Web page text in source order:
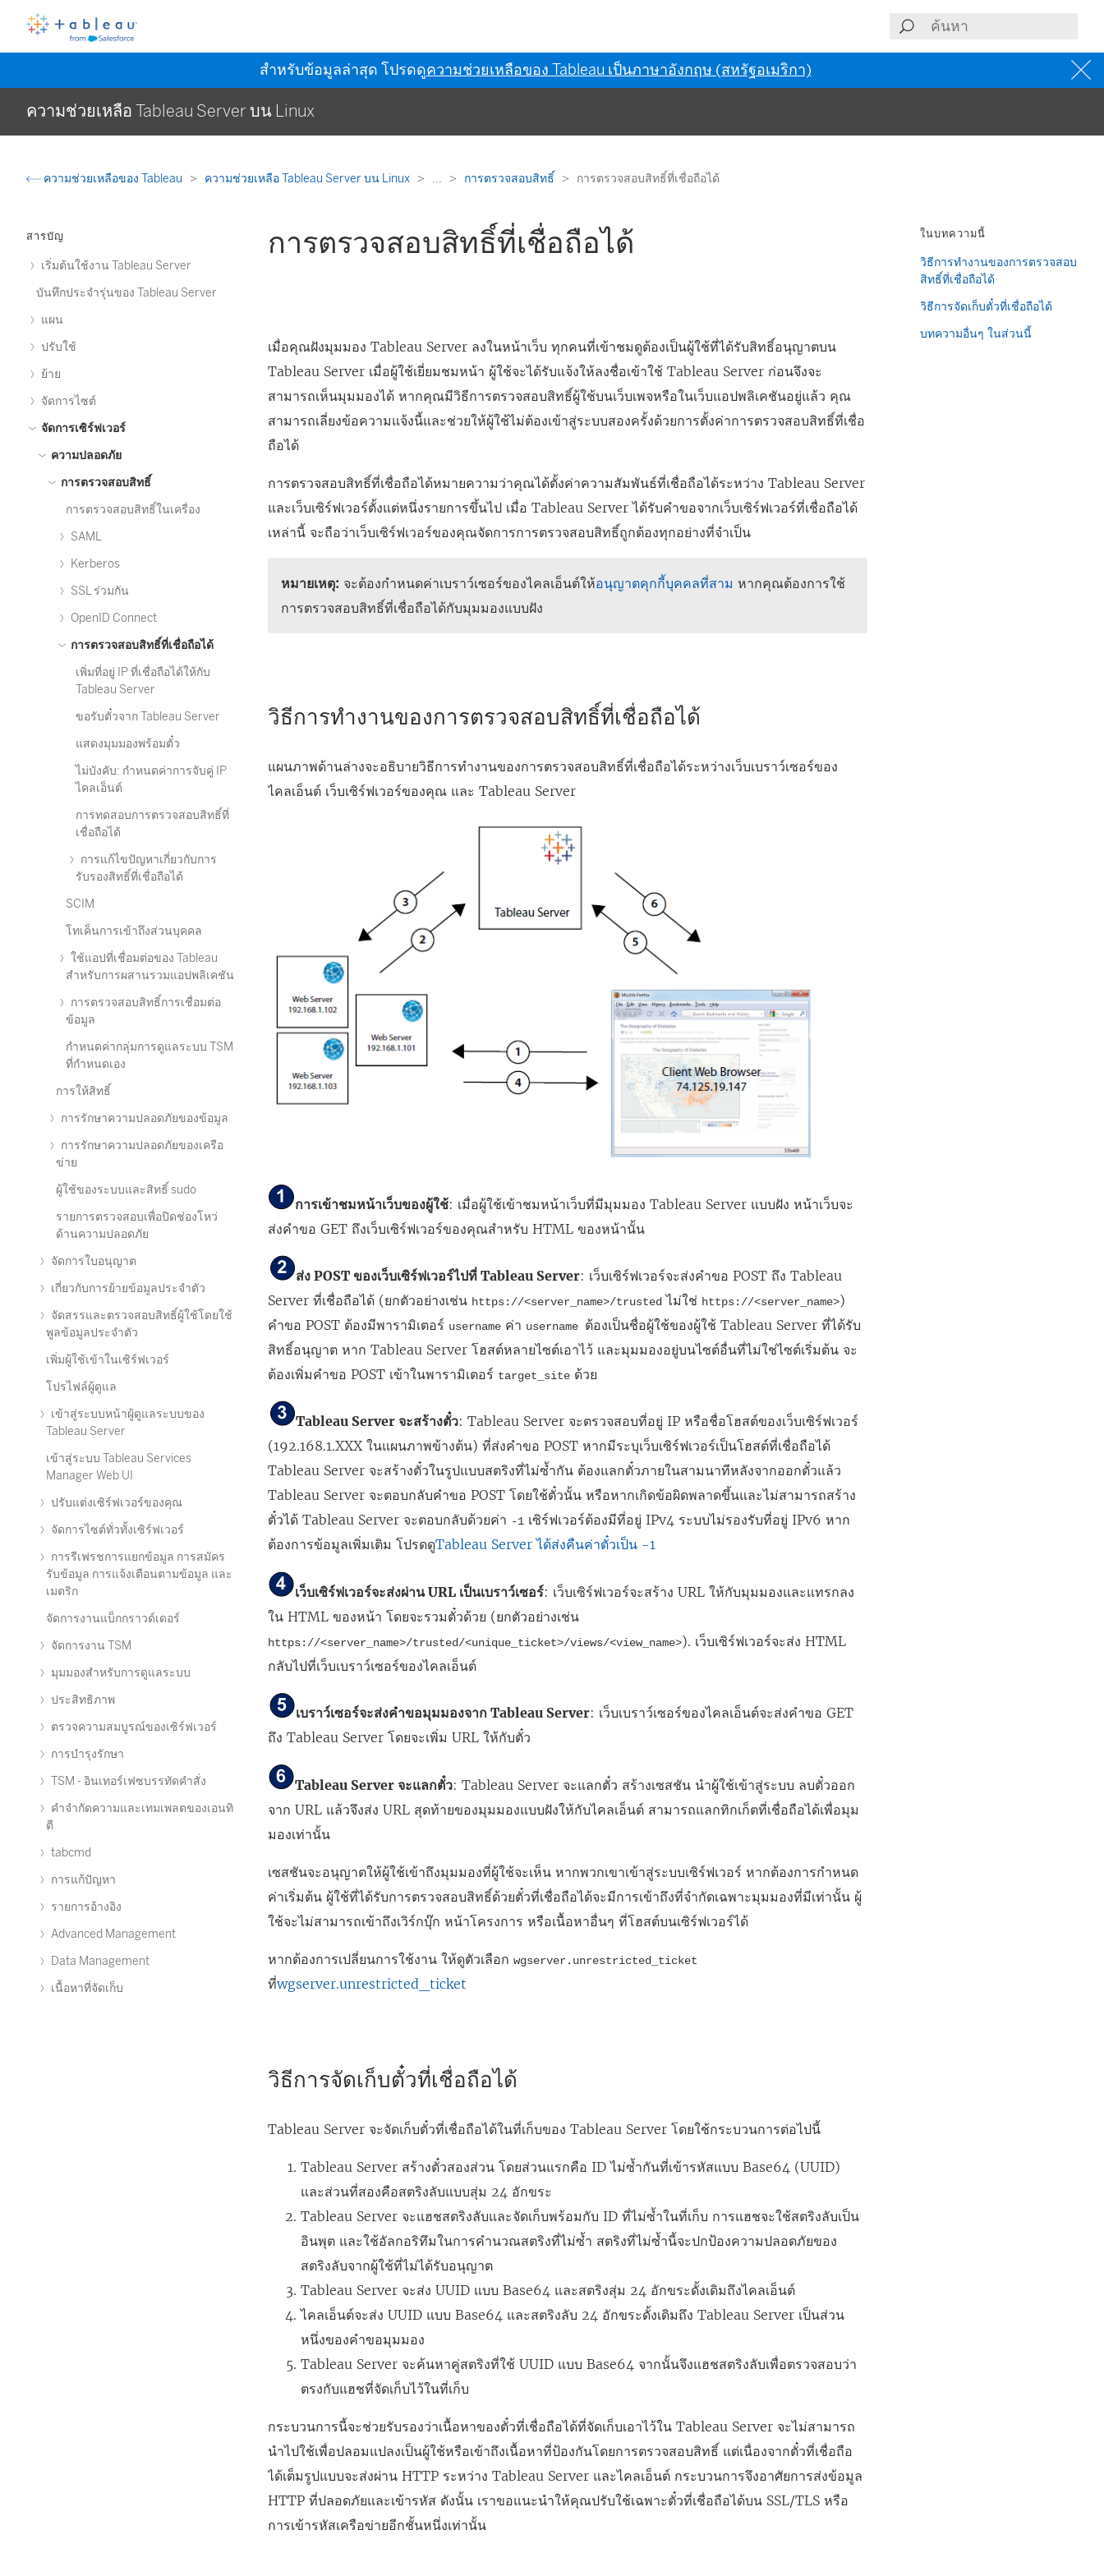
สำหรับข้อมูลล่าสุด โปรดดูความช่วยเหลือของ Tableau เป็นภาษาอังกฤษ (สหรัฐอเมริกา)
ความช่วยเหลือ Tableau Server บน Linux
ความช่วยเหลือของ Tableau ความช่วยเหลือ Tableau Server บน Linux ... การตรวจสอบสิทธิ์ การตรวจสอบสิทธิ์ที่เชื่อถือได้
สารบัญ
เริ่มต้นใช้งาน Tableau Server
บันทึกประจำรุ่นของ Tableau Server
แผน
ปรับใช้
ย้าย
จัดการไซต์
จัดการเซิร์ฟเวอร์
ความปลอดภัย
การตรวจสอบสิทธิ์
การตรวจสอบสิทธิ์ในเครื่อง
SAML
Kerberos
SSL ร่วมกัน
OpenID Connect
การตรวจสอบสิทธิ์ที่เชื่อถือได้
เพิ่มที่อยู่ IP ที่เชื่อถือได้ให้กับ
Tableau Server
ขอรับตั๋วจาก Tableau Server
แสดงมุมมองพร้อมตั๋ว
ไม่บังคับ: กำหนดค่าการจับคู่ IP
ไคลเอ็นต์
การทดสอบการตรวจสอบสิทธิ์ที่
เชื่อถือได้
การแก้ไขปัญหาเกี่ยวกับการ
รับรองสิทธิ์ที่เชื่อถือได้
SCIM
โทเค็นการเข้าถึงส่วนบุคคล
ใช้แอปที่เชื่อมต่อของ Tableau
สำหรับการผสานรวมแอปพลิเคชัน
การตรวจสอบสิทธิ์การเชื่อมต่อ
ข้อมูล
กำหนดค่ากลุ่มการดูแลระบบ TSM
ที่กำหนดเอง
การให้สิทธิ์
การรักษาความปลอดภัยของข้อมูล
การรักษาความปลอดภัยของเครือ
ข่าย
ผู้ใช้ของระบบและสิทธิ์ sudo
รายการตรวจสอบเพื่อปิดช่องโหว่
ด้านความปลอดภัย
จัดการใบอนุญาต
เกี่ยวกับการย้ายข้อมูลประจำตัว
จัดสรรและตรวจสอบสิทธิ์ผู้ใช้โดยใช้
พูลข้อมูลประจำตัว
เพิ่มผู้ใช้เข้าในเซิร์ฟเวอร์
โปรไฟล์ผู้ดูแล
เข้าสู่ระบบหน้าผู้ดูแลระบบของ
Tableau Server
เข้าสู่ระบบ Tableau Services
Manager Web UI
ปรับแต่งเซิร์ฟเวอร์ของคุณ
จัดการไซต์ทั่วทั้งเซิร์ฟเวอร์
การรีเฟรชการแยกข้อมูล การสมัคร
รับข้อมูล การแจ้งเตือนตามข้อมูล และ
เมตริก
จัดการงานแบ็กกราวด์เดอร์
จัดการงาน TSM
มุมมองสำหรับการดูแลระบบ
ประสิทธิภาพ
ตรวจความสมบูรณ์ของเซิร์ฟเวอร์
การบำรุงรักษา
TSM - อินเทอร์เฟซบรรทัดคำสั่ง
คำจำกัดความและเทมเพลตของเอนทิ
ตี
tabcmd
การแก้ปัญหา
รายการอ้างอิง
Advanced Management
Data Management
เนื้อหาที่จัดเก็บ
การตรวจสอบสิทธิ์ที่เชื่อถือได้
เมื่อคุณฝังมุมมอง Tableau Server ลงในหน้าเว็บ ทุกคนที่เข้าชมดูต้องเป็นผู้ใช้ที่ได้รับสิทธิ์อนุญาตบน
Tableau Server เมื่อผู้ใช้เยี่ยมชมหน้า ผู้ใช้จะได้รับแจ้งให้ลงชื่อเข้าใช้ Tableau Server ก่อนจึงจะ
สามารถเห็นมุมมองได้ หากคุณมีวิธีการตรวจสอบสิทธิ์ผู้ใช้บนเว็บเพจหรือในเว็บแอปพลิเคชันอยู่แล้ว คุณ
สามารถเลี่ยงข้อความแจ้งนี้และช่วยให้ผู้ใช้ไม่ต้องเข้าสู่ระบบสองครั้งด้วยการตั้งค่าการตรวจสอบสิทธิ์ที่เชื่อ
ถือได้
การตรวจสอบสิทธิ์ที่เชื่อถือได้หมายความว่าคุณได้ตั้งค่าความสัมพันธ์ที่เชื่อถือได้ระหว่าง Tableau Server
และเว็บเซิร์ฟเวอร์ตั้งแต่หนึ่งรายการขึ้นไป เมื่อ Tableau Server ได้รับคำขอจากเว็บเซิร์ฟเวอร์ที่เชื่อถือได้
เหล่านี้ จะถือว่าเว็บเซิร์ฟเวอร์ของคุณจัดการการตรวจสอบสิทธิ์ถูกต้องทุกอย่างที่จำเป็น
หมายเหตุ: จะต้องกำหนดค่าเบราว์เซอร์ของไคลเอ็นต์ให้อนุญาตคุกกี้บุคคลที่สาม หากคุณต้องการใช้
การตรวจสอบสิทธิ์ที่เชื่อถือได้กับมุมมองแบบฝัง
วิธีการทำงานของการตรวจสอบสิทธิ์ที่เชื่อถือได้
แผนภาพด้านล่างจะอธิบายวิธีการทำงานของการตรวจสอบสิทธิ์ที่เชื่อถือได้ระหว่างเว็บเบราว์เซอร์ของ
ไคลเอ็นต์ เว็บเซิร์ฟเวอร์ของคุณ และ Tableau Server
การเข้าชมหน้าเว็บของผู้ใช้: เมื่อผู้ใช้เข้าชมหน้าเว็บที่มีมุมมอง Tableau Server แบบฝัง หน้าเว็บจะ
ส่งคำขอ GET ถึงเว็บเซิร์ฟเวอร์ของคุณสำหรับ HTML ของหน้านั้น
ส่ง POST ของเว็บเซิร์ฟเวอร์ไปที่ Tableau Server: เว็บเซิร์ฟเวอร์จะส่งคำขอ POST ถึง Tableau
Server ที่เชื่อถือได้ (ยกตัวอย่างเช่น https://<server_name>/trusted ไม่ใช่ https://<server_name>)
คำขอ POST ต้องมีพารามิเตอร์ username ค่า username ต้องเป็นชื่อผู้ใช้ของผู้ใช้ Tableau Server ที่ได้รับ
สิทธิ์อนุญาต หาก Tableau Server โฮสต์หลายไซต์เอาไว้ และมุมมองอยู่บนไซต์อื่นที่ไม่ใช่ไซต์เริ่มต้น จะ
ต้องเพิ่มคำขอ POST เข้าในพารามิเตอร์ target_site ด้วย
Tableau Server จะสร้างตั๋ว: Tableau Server จะตรวจสอบที่อยู่ IP หรือชื่อโฮสต์ของเว็บเซิร์ฟเวอร์
(192.168.1.XXX ในแผนภาพข้างต้น) ที่ส่งคำขอ POST หากมีระบุเว็บเซิร์ฟเวอร์เป็นโฮสต์ที่เชื่อถือได้
Tableau Server จะสร้างตั๋วในรูปแบบสตริงที่ไม่ซ้ำกัน ต้องแลกตั๋วภายในสามนาทีหลังจากออกตั๋วแล้ว
Tableau Server จะตอบกลับคำขอ POST โดยใช้ตั๋วนั้น หรือหากเกิดข้อผิดพลาดขึ้นและไม่สามารถสร้าง
ตั๋วได้ Tableau Server จะตอบกลับด้วยค่า -1 เซิร์ฟเวอร์ต้องมีที่อยู่ IPv4 ระบบไม่รองรับที่อยู่ IPv6 หาก
ต้องการข้อมูลเพิ่มเติม โปรดดูTableau Server ได้ส่งคืนค่าตั๋วเป็น -1
เว็บเซิร์ฟเวอร์จะส่งผ่าน URL เป็นเบราว์เซอร์: เว็บเซิร์ฟเวอร์จะสร้าง URL ให้กับมุมมองและแทรกลง
ใน HTML ของหน้า โดยจะรวมตั๋วด้วย (ยกตัวอย่างเช่น
https://<server_name>/trusted/<unique_ticket>/views/<view_name>). เว็บเซิร์ฟเวอร์จะส่ง HTML
กลับไปที่เว็บเบราว์เซอร์ของไคลเอ็นต์
เบราว์เซอร์จะส่งคำขอมุมมองจาก Tableau Server: เว็บเบราว์เซอร์ของไคลเอ็นต์จะส่งคำขอ GET
ถึง Tableau Server โดยจะเพิ่ม URL ให้กับตั๋ว
Tableau Server จะแลกตั๋ว: Tableau Server จะแลกตั๋ว สร้างเซสชัน นำผู้ใช้เข้าสู่ระบบ ลบตั๋วออก
จาก URL แล้วจึงส่ง URL สุดท้ายของมุมมองแบบฝังให้กับไคลเอ็นต์ สามารถแลกทิกเก็ตที่เชื่อถือได้เพื่อมุม
มองเท่านั้น
เซสชันจะอนุญาตให้ผู้ใช้เข้าถึงมุมมองที่ผู้ใช้จะเห็น หากพวกเขาเข้าสู่ระบบเซิร์ฟเวอร์ หากต้องการกำหนด
ค่าเริ่มต้น ผู้ใช้ที่ได้รับการตรวจสอบสิทธิ์ด้วยตั๋วที่เชื่อถือได้จะมีการเข้าถึงที่จำกัดเฉพาะมุมมองที่มีเท่านั้น ผู้
ใช้จะไม่สามารถเข้าถึงเวิร์กบุ๊ก หน้าโครงการ หรือเนื้อหาอื่นๆ ที่โฮสต์บนเซิร์ฟเวอร์ได้
หากต้องการเปลี่ยนการใช้งาน ให้ดูตัวเลือกwgserver.unrestricted_ticket
ที่wgserver.unrestricted_ticket
วิธีการจัดเก็บตั๋วที่เชื่อถือได้
Tableau Server จะจัดเก็บตั๋วที่เชื่อถือได้ในที่เก็บของ Tableau Server โดยใช้กระบวนการต่อไปนี้
Tableau Server สร้างตั๋วสองส่วน โดยส่วนแรกคือ ID ไม่ซ้ำกันที่เข้ารหัสแบบ Base64 (UUID)
และส่วนที่สองคือสตริงลับแบบสุ่ม 24 อักขระ
Tableau Server จะแฮชสตริงลับและจัดเก็บพร้อมกับ ID ที่ไม่ซ้ำในที่เก็บ การแฮชจะใช้สตริงลับเป็น
อินพุต และใช้อัลกอริทึมในการคำนวณสตริงที่ไม่ซ้ำ สตริงที่ไม่ซ้ำนี้จะปกป้องความปลอดภัยของ
สตริงลับจากผู้ใช้ที่ไม่ได้รับอนุญาต
Tableau Server จะส่ง UUID แบบ Base64 และสตริงสุ่ม 24 อักขระดั้งเดิมถึงไคลเอ็นต์
ไคลเอ็นต์จะส่ง UUID แบบ Base64 และสตริงลับ 24 อักขระดั้งเดิมถึง Tableau Server เป็นส่วน
หนึ่งของคำขอมุมมอง
Tableau Server จะค้นหาคู่สตริงที่ใช้ UUID แบบ Base64 จากนั้นจึงแฮชสตริงลับเพื่อตรวจสอบว่า
ตรงกับแฮชที่จัดเก็บไว้ในที่เก็บ
กระบวนการนี้จะช่วยรับรองว่าเนื้อหาของตั๋วที่เชื่อถือได้ที่จัดเก็บเอาไว้ใน Tableau Server จะไม่สามารถ
นำไปใช้เพื่อปลอมแปลงเป็นผู้ใช้หรือเข้าถึงเนื้อหาที่ป้องกันโดยการตรวจสอบสิทธิ์ แต่เนื่องจากตั๋วที่เชื่อถือ
ได้เต็มรูปแบบจะส่งผ่าน HTTP ระหว่าง Tableau Server และไคลเอ็นต์ กระบวนการจึงอาศัยการส่งข้อมูล
HTTP ที่ปลอดภัยและเข้ารหัส ดังนั้น เราขอแนะนำให้คุณปรับใช้เฉพาะตั๋วที่เชื่อถือได้บน SSL/TLS หรือ
การเข้ารหัสเครือข่ายอีกชั้นหนึ่งเท่านั้น
ในบทความนี้
วิธีการทำงานของการตรวจสอบ
สิทธิ์ที่เชื่อถือได้
วิธีการจัดเก็บตั๋วที่เชื่อถือได้
บทความอื่นๆ ในส่วนนี้